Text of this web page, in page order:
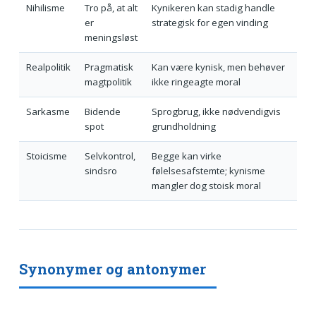
Nihilisme
Tro på, at alt
er
meningsløst
Kynikeren kan stadig handle
strategisk for egen vinding
Realpolitik
Pragmatisk
magtpolitik
Kan være kynisk, men behøver
ikke ringeagte moral
Sarkasme
Bidende
spot
Sprogbrug, ikke nødvendigvis
grundholdning
Stoicisme
Selvkontrol,
sindsro
Begge kan virke
følelsesafstemte; kynisme
mangler dog stoisk moral
Synonymer og antonymer